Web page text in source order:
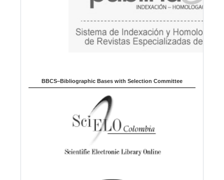
BBCS–Bibliographic Bases with Selection Committee